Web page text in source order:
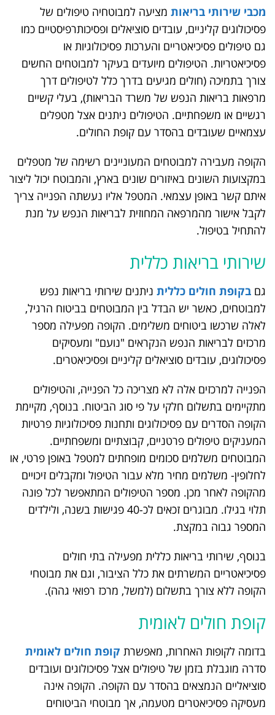
מכבי שירותי בריאות מציעה למבוטחיה טיפולים של
פסיכולוגים קליניים, עובדים סוציאלים ופסיכותרפיסטיים כמו
גם טיפולים פסיכיאטריים והערכות פסיכולוגיות או
פסיכיאטריות. הטיפולים מיועדים בעיקר למבוטחים החשים
צורך בתמיכה (חולים מגיעים בדרך כלל לטיפולים דרך
מרפאות בריאות הנפש של משרד הבריאות), בעלי קשיים
רגשיים או משפחתיים. הטיפולים ניתנים אצל מטפלים
עצמאיים שעובדים בהסדר עם קופת החולים.
הקופה מעבירה למבוטחים המעוניינים רשימה של מטפלים
במקצועות השונים באיזורים שונים בארץ, והמבוטח יכול ליצור
איתם קשר באופן עצמאי. המטפל אליו נעשתה הפנייה צריך
לקבל אישור מהמרפאה המחוזית לבריאות הנפש על מנת
להתחיל בטיפול.
שירותי בריאות כללית
גם בקופת חולים כללית ניתנים שירותי בריאות נפש
למבוטחים, כאשר יש הבדל בין המבוטחים בביטוח הרגיל,
לאלה שרכשו ביטוחים משלימים. הקופה מפעילה מספר
מרכזים לבריאות הנפש הנקראים "נועם" ומעסיקים
פסיכולוגים, עובדים סוציאלים קליניים ופסיכיאטרים.
הפנייה למרכזים אלה לא מצריכה כל הפנייה, והטיפולים
מתקיימים בתשלום חלקי על פי סוג הביטוח. בנוסף, מקיימת
הקופה הסדרים עם פסיכולוגים ותחנות פסיכולוגיות פרטיות
המעניקים טיפולים פרטניים, קבוצתיים ומשפחתיים.
המבוטחים משלמים סכומים מופחתים למטפל באופן פרטי, או
לחלופין- משלמים מחיר מלא עבור הטיפול ומקבלים זיכויים
מהקופה לאחר מכן. מספר הטיפולים המתאפשר לכל פונה
תלוי בגילו. מבוגרים זכאים לכ-40 פגישות בשנה, ולילדים
המספר גבוה במקצת.
בנוסף, שירותי בריאות כללית מפעילה בתי חולים
פסיכיאטריים המשרתים את כלל הציבור, וגם את מבוטחי
הקופה ללא צורך בתשלום (למשל, מרכז רפואי גהה).
קופת חולים לאומית
בדומה לקופות האחרות, מאפשרת קופת חולים לאומית
סדרה מוגבלת בזמן של טיפולים אצל פסיכולוגים ועובדים
סוציאליים הנמצאים בהסדר עם הקופה. הקופה אינה
מעסיקה פסיכיאטרים מטעמה, אך מבוטחי הביטוחים